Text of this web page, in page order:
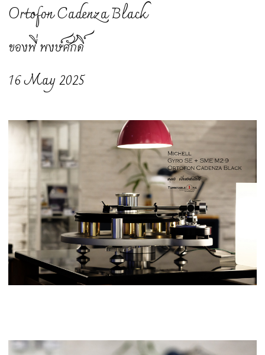
Ortofon Cadenza Black
ของพี่ พงษ์ศักดิ์
16 May 2025